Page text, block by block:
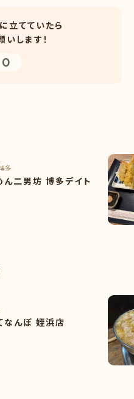
立てていたら
いします！
0
多
ん二男坊 博多デイト
なんぼ 姪浜店